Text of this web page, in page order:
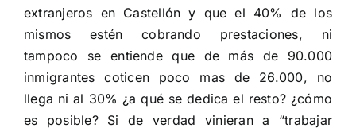
extranjeros en Castellón y que el 40% de los
mismos estén cobrando prestaciones, ni
tampoco se entiende que de más de 90.000
inmigrantes coticen poco mas de 26.000, no
llega ni al 30% ¿a qué se dedica el resto? ¿cómo
es posible? Si de verdad vinieran a “trabajar